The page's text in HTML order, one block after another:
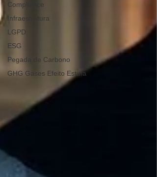
Compliance
Infraestrutura
LGPD
ESG
Pegada de Carbono
GHG Gases Efeito Estufa